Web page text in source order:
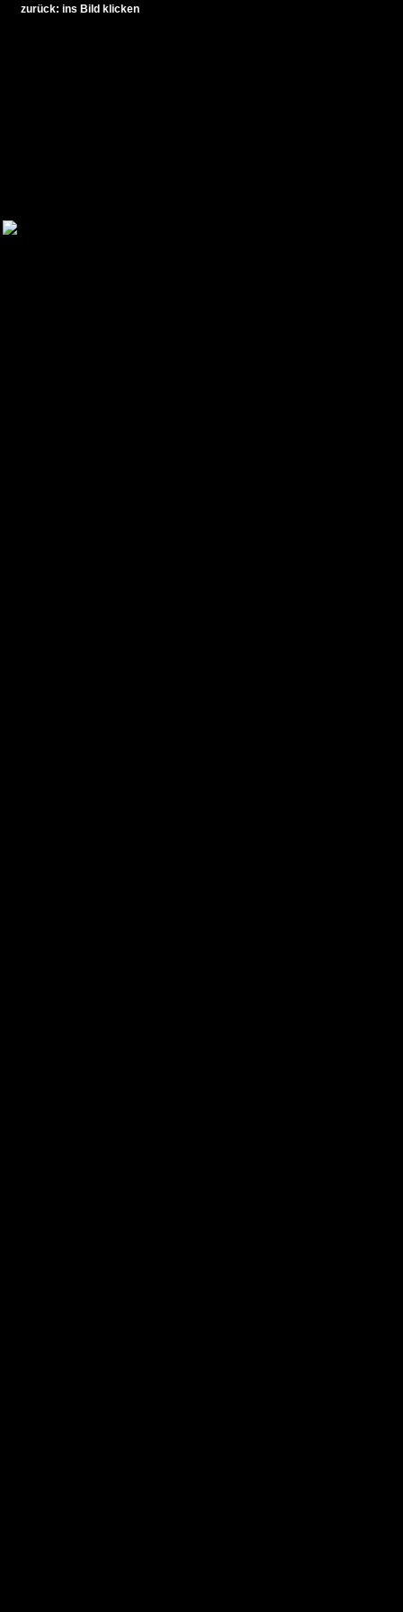
zurück: ins Bild klicken